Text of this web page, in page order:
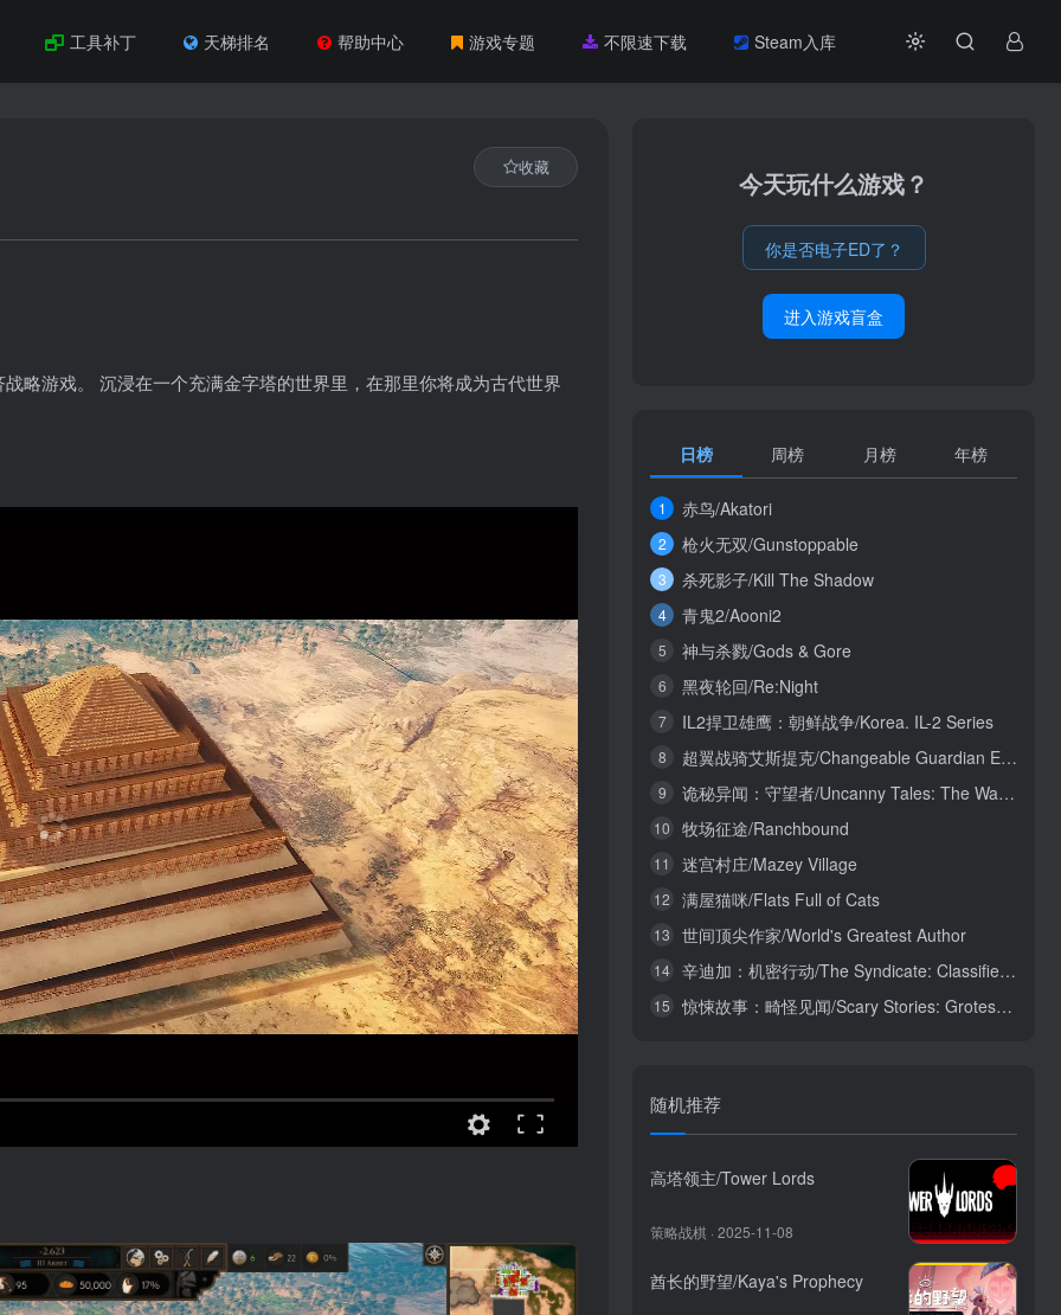
工具补丁 天梯排名 帮助中心 游戏专题 不限速下载 Steam入库
收藏
略游戏。 沉浸在一个充满金字塔的世界里，在那里你将成为古代世界
今天玩什么游戏？
你是否电子ED了？
进入游戏盲盒
日榜 周榜 月榜 年榜
1 赤鸟/Akatori
2 枪火无双/Gunstoppable
3 杀死影子/Kill The Shadow
4 青鬼2/Aooni2
5 神与杀戮/Gods & Gore
6 黑夜轮回/Re:Night
7 IL2捍卫雄鹰：朝鲜战争/Korea. IL-2 Series
8 超翼战骑艾斯提克/Changeable Guardian ESTIQUE
9 诡秘异闻：守望者/Uncanny Tales: The Watcher
10 牧场征途/Ranchbound
11 迷宫村庄/Mazey Village
12 满屋猫咪/Flats Full of Cats
13 世间顶尖作家/World's Greatest Author
14 辛迪加：机密行动/The Syndicate: Classified Operations
15 惊悚故事：畸怪见闻/Scary Stories: Grotesque
随机推荐
高塔领主/Tower Lords
策略战棋 · 2025-11-08
酋长的野望/Kaya's Prophecy